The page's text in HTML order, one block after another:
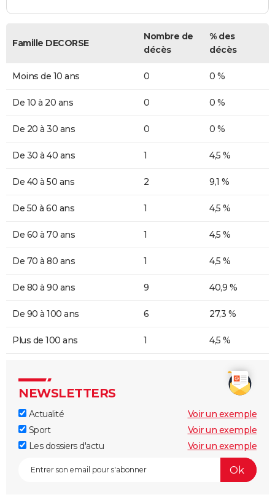
Famille DECORSE
Nombre de
décès
% des
décès
Moins de 10 ans 0 0 %
De 10 à 20 ans 0 0 %
De 20 à 30 ans 0 0 %
De 30 à 40 ans 1 4,5 %
De 40 à 50 ans 2 9,1 %
De 50 à 60 ans 1 4,5 %
De 60 à 70 ans 1 4,5 %
De 70 à 80 ans 1 4,5 %
De 80 à 90 ans 9 40,9 %
De 90 à 100 ans 6 27,3 %
Plus de 100 ans 1 4,5 %
NEWSLETTERS
Actualité
Voir un exemple
Sport
Voir un exemple
Les dossiers d'actu
Voir un exemple